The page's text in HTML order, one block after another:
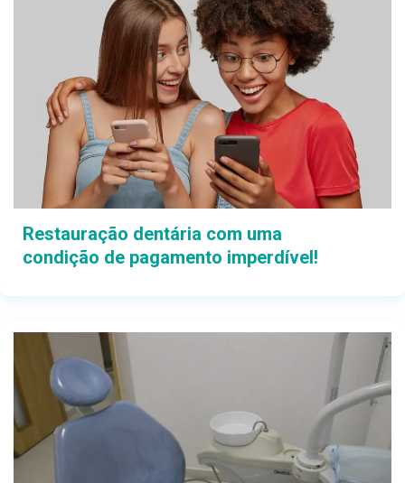
Restauração dentária com uma
condição de pagamento imperdível!